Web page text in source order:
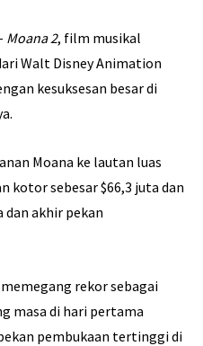
Moana 2, film musikal
Walt Disney Animation
kesuksesan besar di
Moana ke lautan luas
kotor sebesar $66,3 juta dan
dan akhir pekan
rekor sebagai
masa di hari pertama
pembukaan tertinggi di